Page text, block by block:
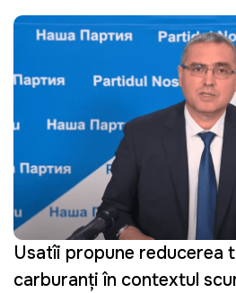
Usatîi propune reducerea
carburanți în contextul